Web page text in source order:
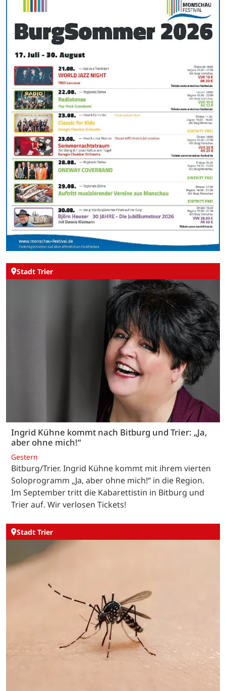
Stadt Trier
Ingrid Kühne kommt nach Bitburg und Trier: „Ja,
aber ohne mich!“
Gestern
Bitburg/Trier. Ingrid Kühne kommt mit ihrem vierten
Soloprogramm „Ja, aber ohne mich!“ in die Region.
Im September tritt die Kabarettistin in Bitburg und
Trier auf. Wir verlosen Tickets!
Stadt Trier